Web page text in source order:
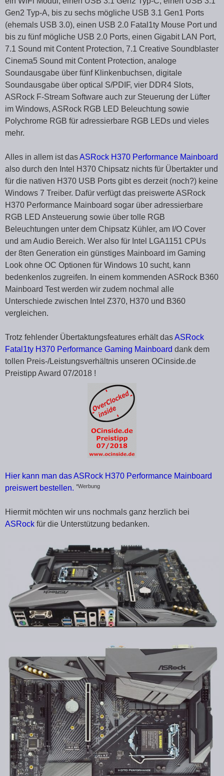
Gen2 Typ-A, bis zu sechs mögliche USB 3.1 Gen1 Ports
(ehemals USB 3.0), einen USB 2.0 Fatal1ty Mouse Port und
bis zu fünf mögliche USB 2.0 Ports, einen Gigabit LAN Port,
7.1 Sound mit Content Protection, 7.1 Creative Soundblaster
Cinema5 Sound mit Content Protection, analoge
Soundausgabe über fünf Klinkenbuchsen, digitale
Soundausgabe über optical S/PDIF, vier DDR4 Slots,
ASRock F-Stream Software auch zur Steuerung der Lüfter
im Windows, ASRock RGB LED Beleuchtung sowie
Polychrome RGB für adressierbare RGB LEDs und vieles
mehr.
Alles in allem ist dasASRock H370 Performance Mainboard
also durch den Intel H370 Chipsatz nichts für Übertakter und
für die nativen H370 USB Ports gibt es derzeit (noch?) keine
Windows 7 Treiber. Dafür verfügt das preiswerte ASRock
H370 Performance Mainboard sogar über adressierbare
RGB LED Ansteuerung sowie über tolle RGB
Beleuchtungen unter dem Chipsatz Kühler, am I/O Cover
und am Audio Bereich. Wer also für Intel LGA1151 CPUs
der 8ten Generation ein günstiges Mainboard im Gaming
Look ohne OC Optionen für Windows 10 sucht, kann
bedenkenlos zugreifen. In einem kommenden ASRock B360
Mainboard Test werden wir zudem nochmal alle
Unterschiede zwischen Intel Z370, H370 und B360
vergleichen.
Trotz fehlender Übertaktungsfeatures erhält dasASRock
Fatal1ty H370 Performance Gaming Mainboard dank dem
tollen Preis-/Leistungsverhältnis unseren OCinside.de
Preistipp Award 07/2018 !
Hier kann man das ASRock H370 Performance Mainboard
preiswert bestellen. *Werbung
Hiermit möchten wir uns nochmals ganz herzlich bei
ASRock für die Unterstützung bedanken.